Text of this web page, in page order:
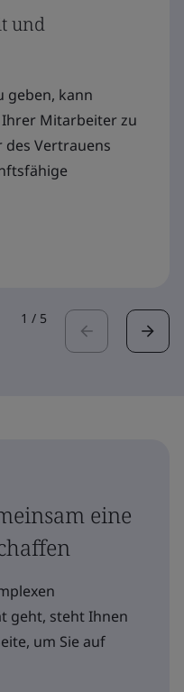
und
geben, kann
Mitarbeiter zu
Vertrauens
1 / 5
eine
geht, steht Ihnen
um Sie auf